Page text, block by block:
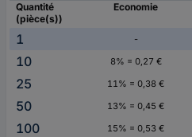
Quantité
(pièce(s))
Economie
1 -
10
8% = 0,27 €
25
11% = 0,38 €
50
13% = 0,45 €
100
15% = 0,53 €